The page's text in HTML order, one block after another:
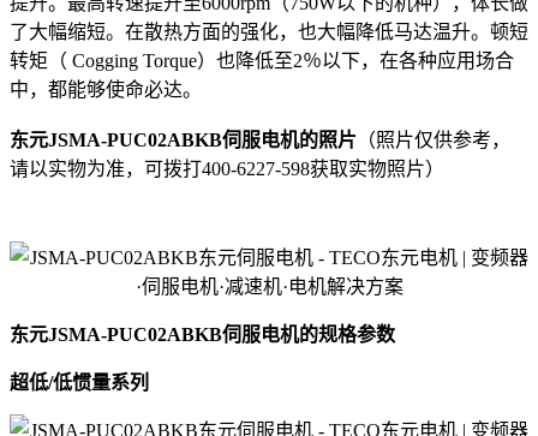
了大幅缩短。在散热方面的强化，也大幅降低马达温升。顿短
转矩（ Cogging Torque）也降低至2％以下，在各种应用场合
中，都能够使命必达。
东元JSMA-PUC02ABKB伺服电机的照片 （照片仅供参考，
请以实物为准，可拨打400-6227-598获取实物照片）
东元JSMA-PUC02ABKB伺服电机的规格参数
超低/低惯量系列